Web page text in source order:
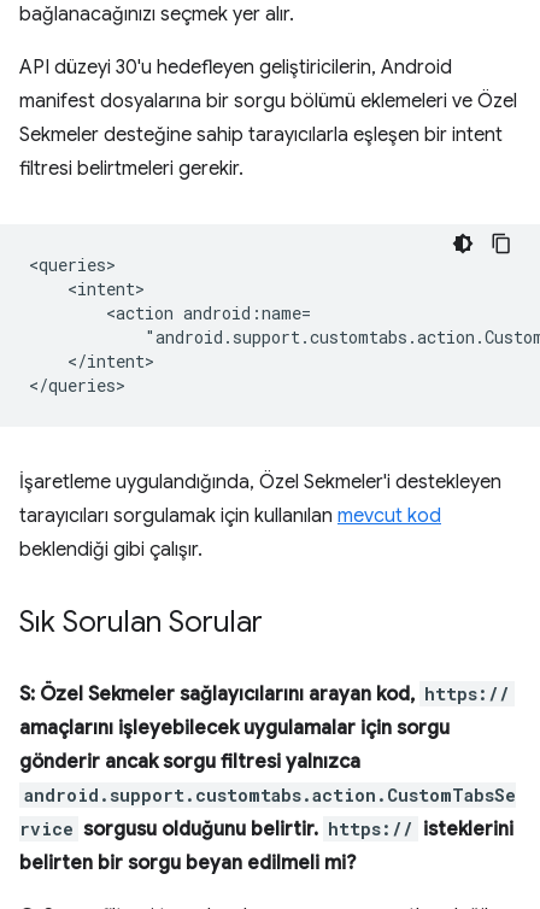
bağlanacağınızı seçmek yer alır.
API düzeyi 30'u hedefleyen geliştiricilerin, Android
manifest dosyalarına bir sorgu bölümü eklemeleri ve Özel
Sekmeler desteğine sahip tarayıcılarla eşleşen bir intent
filtresi belirtmeleri gerekir.
<action
</intent>
İşaretleme uygulandığında, Özel Sekmeler'i destekleyen
tarayıcıları sorgulamak için kullanılan mevcut kod
beklendiği gibi çalışır.
Sık Sorulan Sorular
S: Özel Sekmeler sağlayıcılarını arayan kod, https://
amaçlarını işleyebilecek uygulamalar için sorgu
gönderir ancak sorgu filtresi yalnızca
android.support.customtabs.action.CustomTabsSe
rvice sorgusu olduğunu belirtir. https:// isteklerini
belirten bir sorgu beyan edilmeli mi?